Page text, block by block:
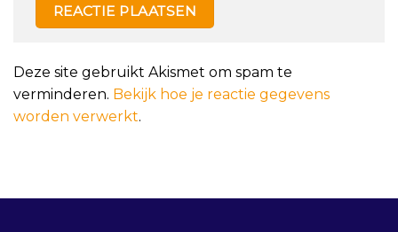
Deze site gebruikt Akismet om spam te
verminderen. Bekijk hoe je reactie gegevens
worden verwerkt.